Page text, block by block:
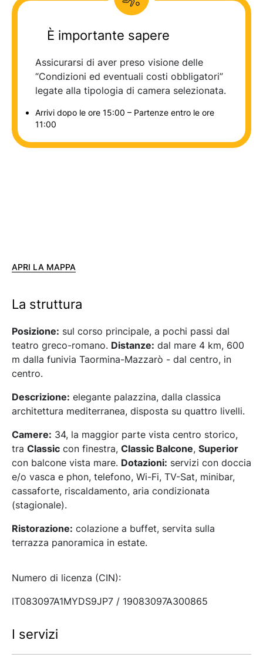
APRI LA MAPPA
La struttura
Posizione: sul corso principale, a pochi passi dal
teatro greco-romano. Distanze: dal mare 4 km, 600
m dalla funivia Taormina-Mazzarò - dal centro, in
centro.
Descrizione: elegante palazzina, dalla classica
architettura mediterranea, disposta su quattro livelli.
Camere: 34, la maggior parte vista centro storico,
tra Classic con finestra, Classic Balcone, Superior
con balcone vista mare. Dotazioni: servizi con doccia
e/o vasca e phon, telefono, Wi-Fi, TV-Sat, minibar,
cassaforte, riscaldamento, aria condizionata
(stagionale).
Ristorazione: colazione a buffet, servita sulla
terrazza panoramica in estate.
Numero di licenza (CIN):
IT083097A1MYDS9JP7 / 19083097A300865
I servizi
È importante sapere
Assicurarsi di aver preso visione delle
“Condizioni ed eventuali costi obbligatori”
legate alla tipologia di camera selezionata.
Arrivi dopo le ore 15:00 – Partenze entro le ore
11:00